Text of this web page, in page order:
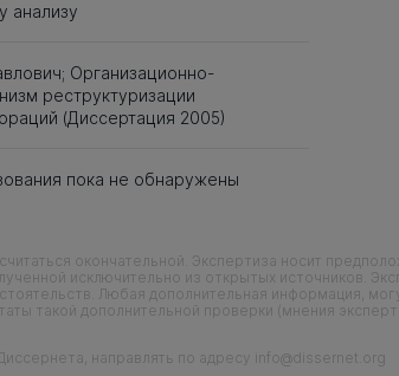
анализу
Организационно-
реструктуризации
(Диссертация 2005)
пока не обнаружены
окончательной. Экспертиза носит
исключительно из открытых источников.
Любая дополнительная информация,
такой дополнительной проверки (мнения
направлять по адресу info@dissernet.org